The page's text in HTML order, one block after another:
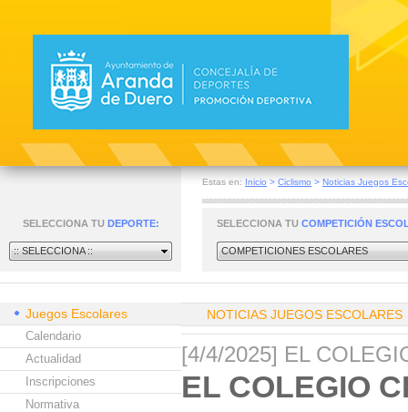
Estas en: Inicio > Ciclismo > Noticias Juegos
SELECCIONA TU DEPORTE:
:: SELECCIONA ::
SELECCIONA TU COMPETICIÓN
COMPETICIONES ESCOLARES
Juegos Escolares
Calendario
Actualidad
Inscripciones
Normativa
NOTICIAS JUEGOS ESCOLARES
[4/4/2025] EL
EL COLEGIO